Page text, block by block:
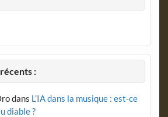
:
dans L’IA dans la musique : est-ce
diable ?